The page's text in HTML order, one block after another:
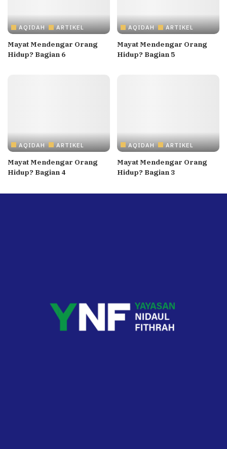
AQIDAH ARTIKEL
Mayat Mendengar Orang
Hidup? Bagian 6
AQIDAH ARTIKEL
Mayat Mendengar Orang
Hidup? Bagian 5
AQIDAH ARTIKEL
Mayat Mendengar Orang
Hidup? Bagian 4
AQIDAH ARTIKEL
Mayat Mendengar Orang
Hidup? Bagian 3